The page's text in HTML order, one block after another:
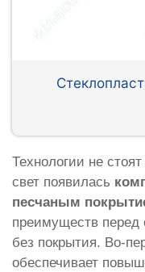
Технологии не
свет появилась
песчаным
преимуществ перед
без покрытия. Во-
обеспечивает